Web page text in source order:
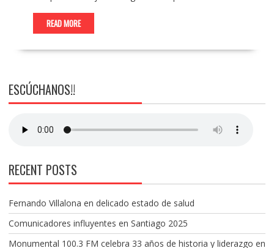
READ MORE
ESCÚCHANOS!!
RECENT POSTS
Fernando Villalona en delicado estado de salud
Comunicadores influyentes en Santiago 2025
Monumental 100.3 FM celebra 33 años de historia y liderazgo en